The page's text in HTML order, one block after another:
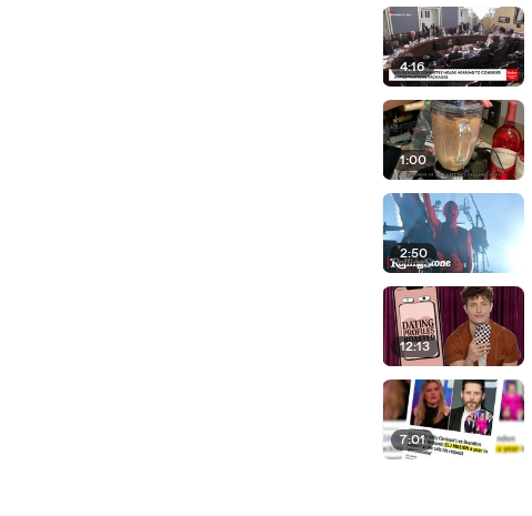
4:16
1:00
2:50
12:13
7:01